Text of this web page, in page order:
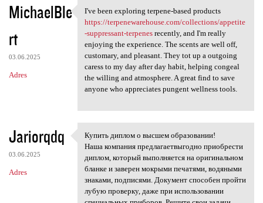
a
r
z
e
MichaelBle
rt
03.06.2025
Adres
I've been exploring terpene
I've been exploring terpene-based products
https://terpenewarehouse.com/collections/appetite
-suppressant-terpenesrecently, and I'm really
enjoying the experience. The scents are well off,
customary, and pleasant. They tot up a outgoing
caress to my day after day habit, helping congeal
the willing and atmosphere. A great find to save
anyone who appreciates pungent wellness tools.
Jariorqdq
03.06.2025
Adres
Купить диплом о высшем
Купить диплом о высшем образовании!
Наша компания предлагаетвыгодно приобрести
диплом, который выполняется на оригинальном
бланке и заверен мокрыми печатями, водяными
знаками, подписями. Документ способен пройти
лубую проверку, даже при использовании